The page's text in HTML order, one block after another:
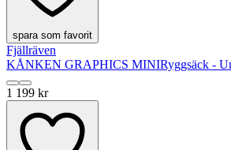
spara som favorit
Fjällräven
KÅNKEN GRAPHICS MINIRyggsäck -
1 199 kr